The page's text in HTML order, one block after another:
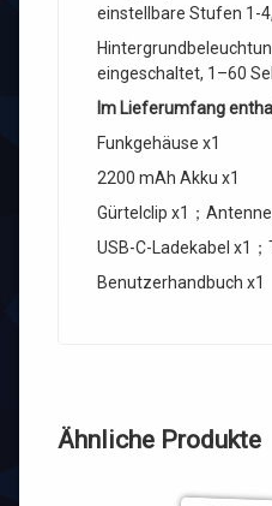
einstellbare Stufen 1-
eingeschaltet, 1–60
Im Lieferumfang
Funkgehäuse x1
2200 mAh Akku x1
Gürtelclip x1；
USB-C-Ladekabel x1
Benutzerhandbuch x1
Ähnliche Produkte